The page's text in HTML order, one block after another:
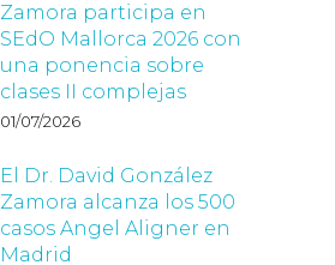
Zamora participa en
SEdO Mallorca 2026 con
una ponencia sobre
clases II complejas
01/07/2026
El Dr. David González
Zamora alcanza los 500
casos Angel Aligner en
Madrid